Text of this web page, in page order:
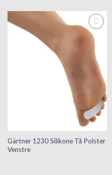
Tilføj til
hurtigliste
Gärtner 1230 Silikone Tå Polster
Venstre